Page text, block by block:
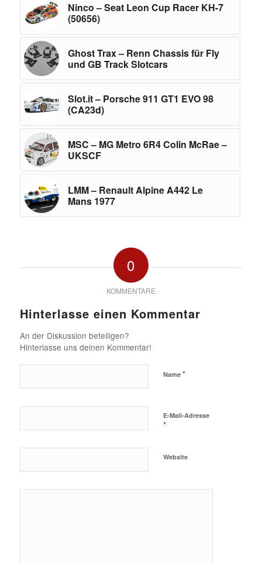
Ninco – Seat Leon Cup Racer KH-7
(50656)
Ghost Trax – Renn Chassis für Fly
und GB Track Slotcars
Slot.it – Porsche 911 GT1 EVO 98
(CA23d)
MSC – MG Metro 6R4 Colin McRae –
UKSCF
LMM – Renault Alpine A442 Le
Mans 1977
0
KOMMENTARE
Hinterlasse einen Kommentar
An der Diskussion beteiligen?
Hinterlasse uns deinen Kommentar!
Name *
E-Mail-Adresse
*
Website